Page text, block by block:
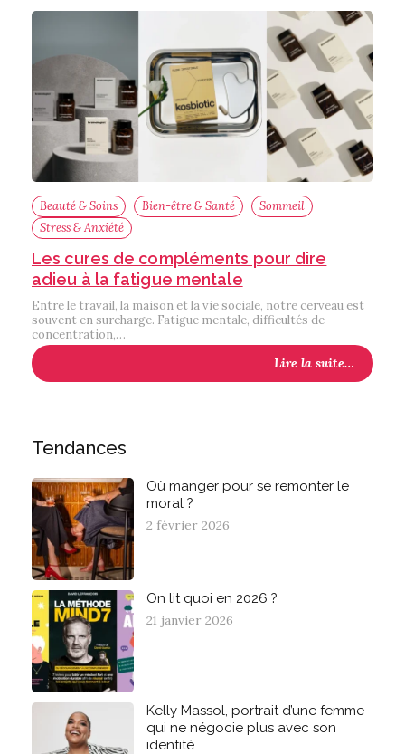
Beauté & Soins Bien-être & Santé
Sommeil
Stress & Anxiété
Les cures de compléments pour dire
adieu à la fatigue mentale
Entre le travail, la maison et la vie sociale, notre cerveau est
souvent en surcharge. Fatigue mentale, difficultés de
concentration,…
Lire la suite…
Tendances
Où manger pour se remonter le
moral ?
2 février 2026
On lit quoi en 2026 ?
21 janvier 2026
Kelly Massol, portrait d’une femme
qui ne négocie plus avec son
identité